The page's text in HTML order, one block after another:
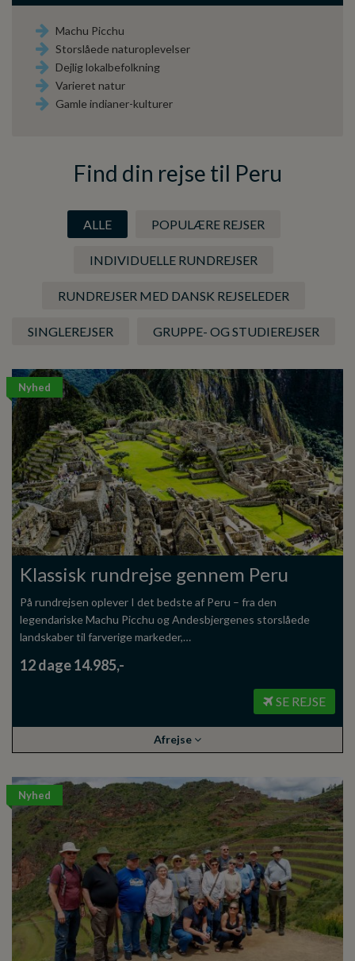
Machu Picchu
Storslåede naturoplevelser
Dejlig lokalbefolkning
Varieret natur
Gamle indianer-kulturer
Find din rejse til Peru
ALLE POPULÆRE REJSER
INDIVIDUELLE RUNDREJSER
RUNDREJSER MED DANSK REJSELEDER
SINGLEREJSER GRUPPE- OG STUDIEREJSER
Nyhed
Klassisk rundrejse gennem Peru
På rundrejsen oplever I det bedste af Peru – fra den
legendariske Machu Picchu og Andesbjergenes storslåede
landskaber til farverige markeder,…
12 dage 14.985,-
SE REJSE
Afrejse
Nyhed